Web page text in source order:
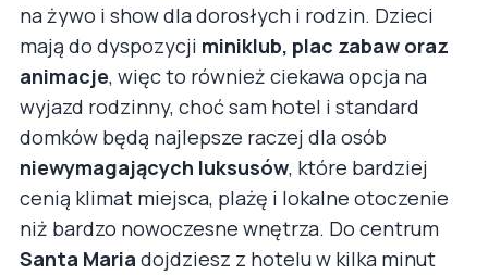
na żywo i show dla dorosłych i rodzin. Dzieci
mają do dyspozycji miniklub, plac zabaw oraz
animacje, więc to również ciekawa opcja na
wyjazd rodzinny, choć sam hotel i standard
domków będą najlepsze raczej dla osób
niewymagających luksusów, które bardziej
cenią klimat miejsca, plażę i lokalne otoczenie
niż bardzo nowoczesne wnętrza. Do centrum
Santa Maria dojdziesz z hotelu w kilka minut